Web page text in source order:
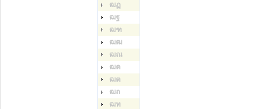
ฒฏ
ฒฐ
ฒฑ
ฒฒ
ฒณ
ฒด
ฒต
ฒถ
ฒท